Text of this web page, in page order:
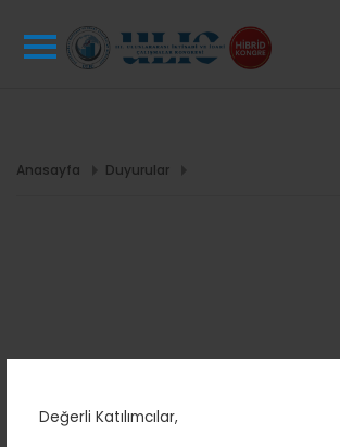
Değerli Katılımcılar,
Anasayfa Duyurular